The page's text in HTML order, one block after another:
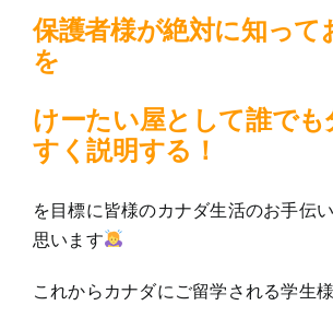
保護者様が絶対に知って
を
けーたい屋として誰で
すく説明する！
を目標に皆様のカナダ生活のお手伝
思います
これからカナダにご留学される学生